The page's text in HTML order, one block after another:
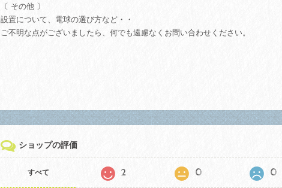
〔 その他 〕
設置について、電球の選び方など・・
ご不明な点がございましたら、何でも遠慮なくお問い合わせください。
ショップの評価
すべて 2 0 0